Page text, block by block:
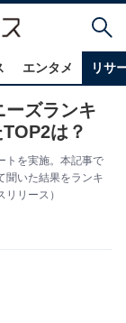
エンタメ リサ
ーズランキ
は？
トを実施。本記事で
聞いた結果をランキ
リース）